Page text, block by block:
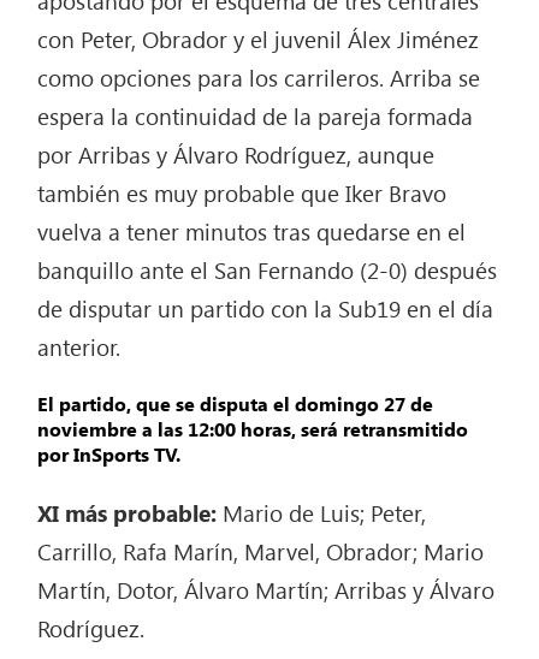
con Peter, Obrador y el juvenil Álex Jiménez
como opciones para los carrileros. Arriba se
espera la continuidad de la pareja formada
por Arribas y Álvaro Rodríguez, aunque
también es muy probable que Iker Bravo
vuelva a tener minutos tras quedarse en el
banquillo ante el San Fernando (2-0) después
de disputar un partido con la Sub19 en el día
anterior.
El partido, que se disputa el domingo 27 de
noviembre a las 12:00 horas, será retransmitido
por InSports TV.
XI más probable: Mario de Luis; Peter,
Carrillo, Rafa Marín, Marvel, Obrador; Mario
Martín, Dotor, Álvaro Martín; Arribas y Álvaro
Rodríguez.